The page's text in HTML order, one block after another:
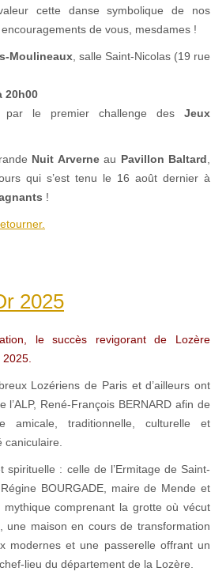
cette danse symbolique de nos
de vous, mesdames !
Moulineaux, salle Saint-Nicolas (19 rue
20h00
le premier challenge des Jeux
Nuit Arverneau Pavillon Baltard
qui s’est tenu le 16 août dernier à
!
2025
le succès revigorant de Lozère
Lozériens de Paris et d’ailleurs ont
l’ALP, René-François BERNARD afin de
amicale, traditionnelle, culturelle et
: celle de l’Ermitage de Saint-
BOURGADE, maire de Mende et
comprenant la grotte où vécut
maison en cours de transformation
modernes et une passerelle offrant un
lieu du département de la Lozère.